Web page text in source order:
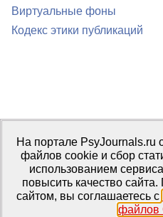
Виртуальные фоны
Кодекс этики публикаций
Портал психологических
Правила использования
Свидетельство регистрации СМИ
2016 г.
Издатель: ФГБОУ ВО МГППУ
На портале PsyJournals.ru
файлов cookie и сбор
использованием
повысить качество
сайтом, вы соглашаетесь с
файлов